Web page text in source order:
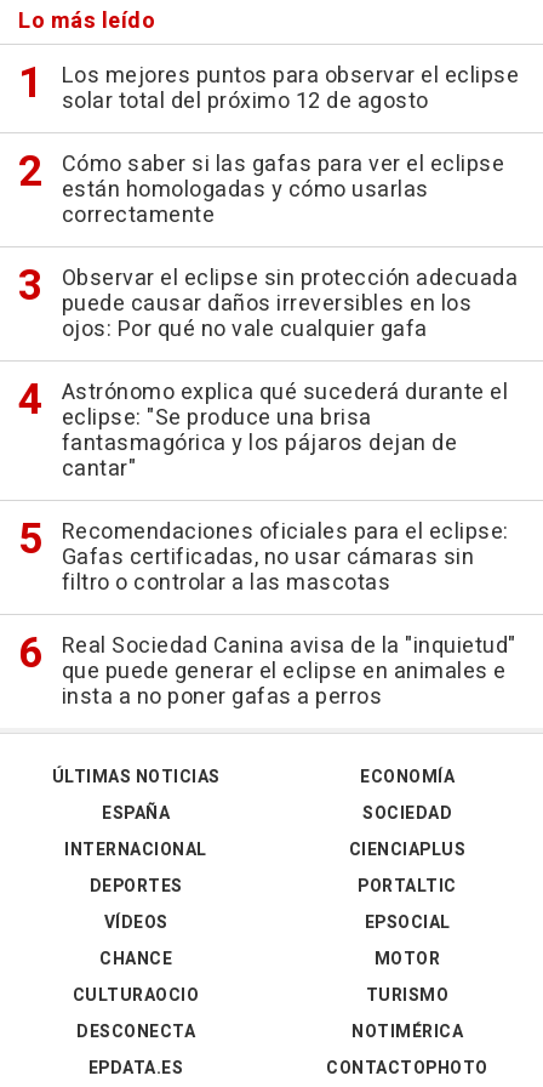
Lo más leído
Los mejores puntos para observar el eclipse
solar total del próximo 12 de agosto
Cómo saber si las gafas para ver el eclipse
están homologadas y cómo usarlas
correctamente
Observar el eclipse sin protección adecuada
puede causar daños irreversibles en los
ojos: Por qué no vale cualquier gafa
Astrónomo explica qué sucederá durante el
eclipse: "Se produce una brisa
fantasmagórica y los pájaros dejan de
cantar"
Recomendaciones oficiales para el eclipse:
Gafas certificadas, no usar cámaras sin
filtro o controlar a las mascotas
Real Sociedad Canina avisa de la "inquietud"
que puede generar el eclipse en animales e
insta a no poner gafas a perros
ÚLTIMAS NOTICIAS
ESPAÑA
INTERNACIONAL
DEPORTES
VÍDEOS
ECONOMÍA
SOCIEDAD
CIENCIAPLUS
PORTALTIC
EPSOCIAL
CHANCE
CULTURAOCIO
DESCONECTA
EPDATA.ES
MOTOR
TURISMO
NOTIMÉRICA
CONTACTOPHOTO